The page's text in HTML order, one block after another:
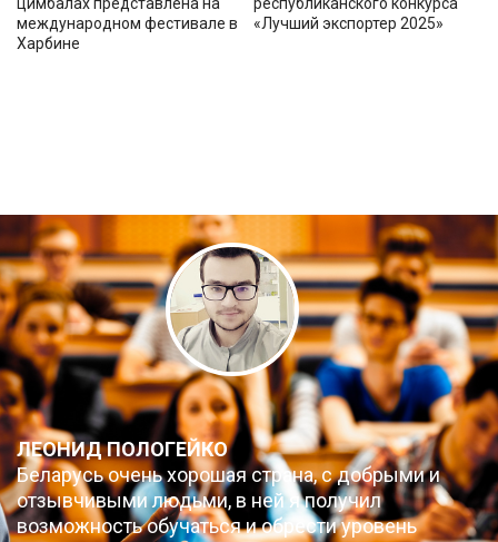
международном фестивале в
Харбине
«Лучший экспортер 2025»
ЛЕОНИД ПОЛОГЕЙКО
Беларусь очень хорошая страна, с добрыми и
отзывчивыми людьми, в ней я получил
возможность обучаться и обрести уровень